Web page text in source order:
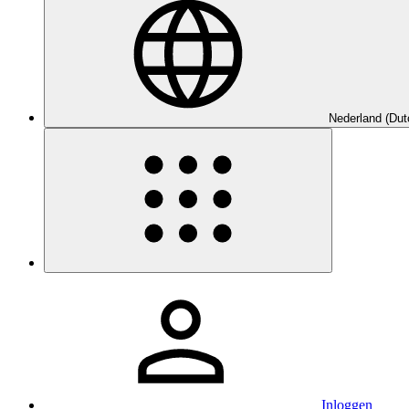
Nederland
Inloggen